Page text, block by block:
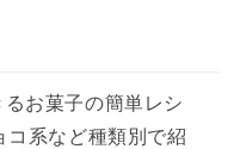
お菓子の簡単レシ
コ系など種類別で紹